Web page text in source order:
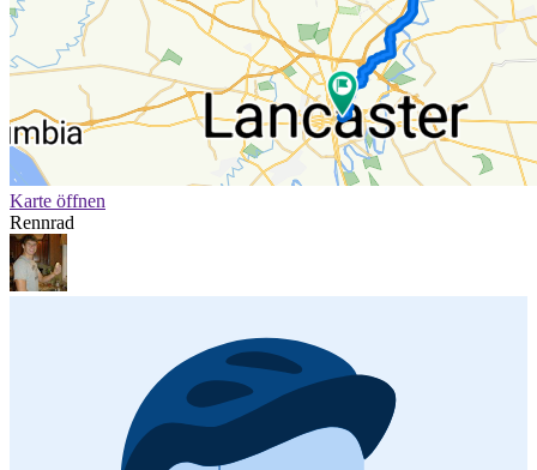
Karte öffnen
Rennrad